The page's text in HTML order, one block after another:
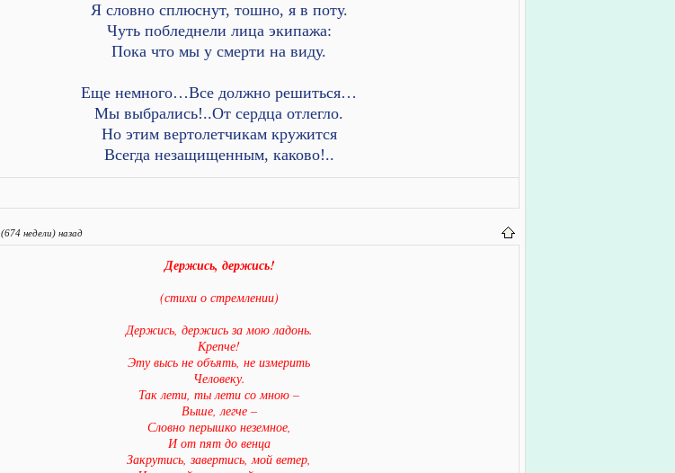
Я словно сплюснут, тошно, я в поту.
Чуть побледнели лица экипажа:
Пока что мы у смерти на виду.
Еще немного…Все должно решиться…
Мы выбрались!..От сердца отлегло.
Но этим вертолетчикам кружится
Всегда незащищенным, каково!..
(674 недели) назад
Держись, держись!
(стихи о стремлении)
Держись, держись за мою ладонь.
Крепче!
Эту высь не объять, не измерить
Человеку.
Так лети, ты лети со мною –
Выше, легче –
Словно перышко неземное,
И от пят до венца
Закрутись, завертись, мой ветер,